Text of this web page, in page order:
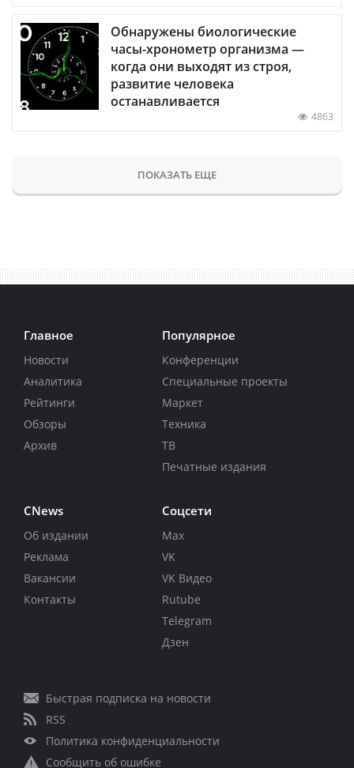
Обнаружены биологические
часы-хронометр организма —
когда они выходят из строя,
развитие человека
останавливается
4863
ПОКАЗАТЬ ЕЩЕ
Главное
Новости
Аналитика
Рейтинги
Обзоры
Архив
Популярное
Конференции
Специальные проекты
Маркет
Техника
ТВ
Печатные издания
CNews
Об издании
Реклама
Вакансии
Контакты
Соцсети
Max
VK
VK Видео
Rutube
Telegram
Дзен
Быстрая подписка на новости
RSS
Политика конфиденциальности
Сообщить об ошибке